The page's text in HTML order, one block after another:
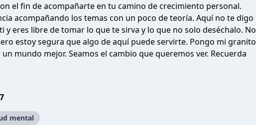
el fin de acompañarte en tu camino de crecimiento personal.
acompañando los temas con un poco de teoría. Aquí no te digo
y eres libre de tomar lo que te sirva y lo que no solo deséchalo. No
estoy segura que algo de aquí puede servirte. Pongo mi granito
mundo mejor. Seamos el cambio que queremos ver. Recuerda
mental